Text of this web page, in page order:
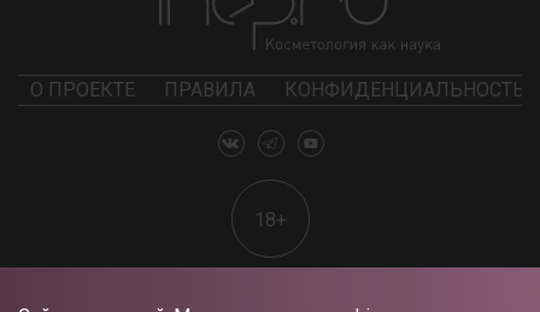
О ПРОЕКТЕ ПРАВИЛА КОНФИДЕНЦИАЛЬНОСТЬ
18+